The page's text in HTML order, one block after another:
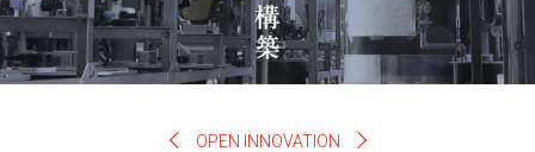
OPEN INNOVATION